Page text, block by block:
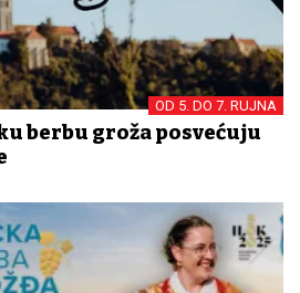
OD 5. DO 7. RUJNA
berbu grožđa posvećuju